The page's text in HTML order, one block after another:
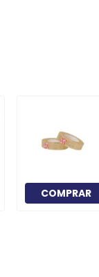
COMPRAR